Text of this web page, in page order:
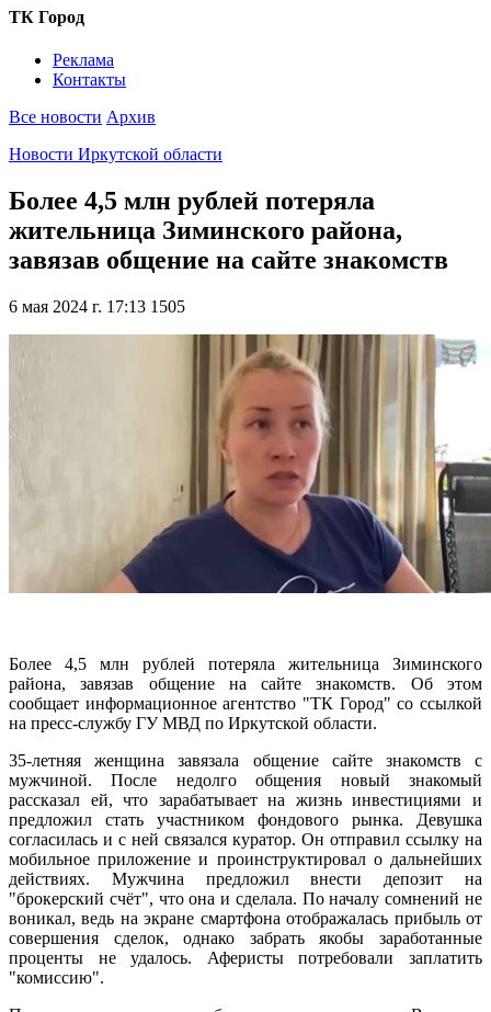
ТК Город
Реклама
Контакты
Все новости Архив
Новости Иркутской области
Более 4,5 млн рублей потеряла
жительница Зиминского района,
завязав общение на сайте знакомств
6 мая 2024 г. 17:13 1505
Более 4,5 млн рублей потеряла жительница Зиминского
района, завязав общение на сайте знакомств. Об этом
сообщает информационное агентство "ТК Город" со ссылкой
на пресс-службу ГУ МВД по Иркутской области.
35-летняя женщина завязала общение сайте знакомств с
мужчиной. После недолго общения новый знакомый
рассказал ей, что зарабатывает на жизнь инвестициями и
предложил стать участником фондового рынка. Девушка
согласилась и с ней связался куратор. Он отправил ссылку на
мобильное приложение и проинструктировал о дальнейших
действиях. Мужчина предложил внести депозит на
"брокерский счёт", что она и сделала. По началу сомнений не
воникал, ведь на экране смартфона отображалась прибыль от
совершения сделок, однако забрать якобы заработанные
проценты не удалось. Аферисты потребовали заплатить
"комиссию".